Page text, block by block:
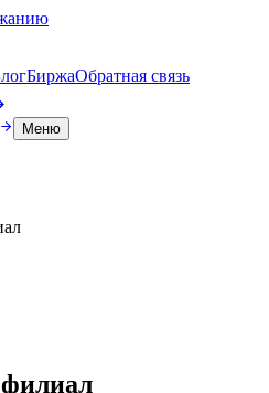
БиржаОбратная связь
Меню